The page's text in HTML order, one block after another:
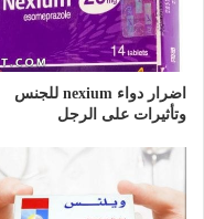
اضرار دواء nexium للجنس
وتأثيرات على الرجل